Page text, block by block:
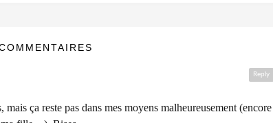
Reply
ça reste pas dans mes moyens malheureusement (encore